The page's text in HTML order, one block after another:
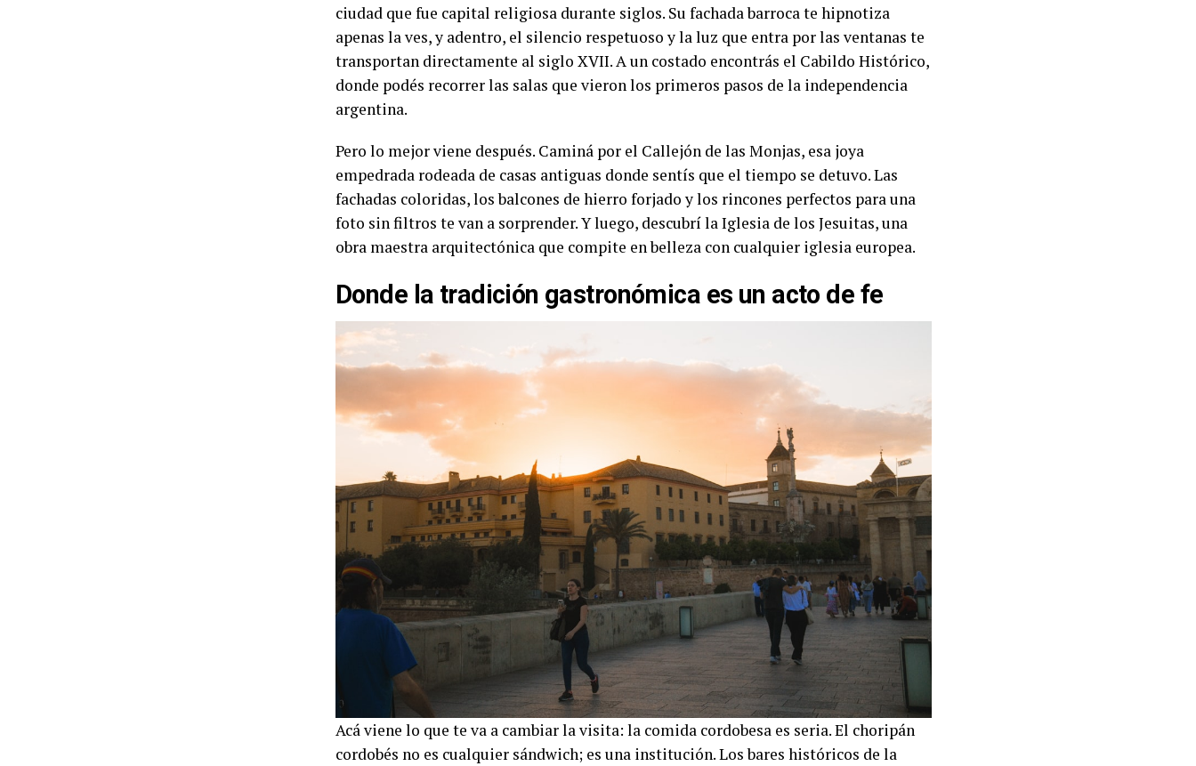
ciudad que fue capital religiosa durante siglos. Su fachada barroca te hipnotiza
apenas la ves, y adentro, el silencio respetuoso y la luz que entra por las ventanas te
transportan directamente al siglo XVII. A un costado encontrás el Cabildo Histórico,
donde podés recorrer las salas que vieron los primeros pasos de la independencia
argentina.
Pero lo mejor viene después. Caminá por el Callejón de las Monjas, esa joya
empedrada rodeada de casas antiguas donde sentís que el tiempo se detuvo. Las
fachadas coloridas, los balcones de hierro forjado y los rincones perfectos para una
foto sin filtros te van a sorprender. Y luego, descubrí la Iglesia de los Jesuitas, una
obra maestra arquitectónica que compite en belleza con cualquier iglesia europea.
Donde la tradición gastronómica es un acto de fe
Acá viene lo que te va a cambiar la visita: la comida cordobesa es seria. El choripán
cordobés no es cualquier sándwich; es una institución. Los bares históricos de la